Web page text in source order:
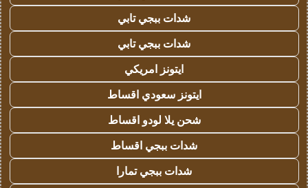
شدات ببجي تابي
شدات ببجي تابي
ايتونز امريكي
ايتونز سعودي اقساط
شحن يلا لودو اقساط
شدات ببجي اقساط
شدات ببجي تمارا